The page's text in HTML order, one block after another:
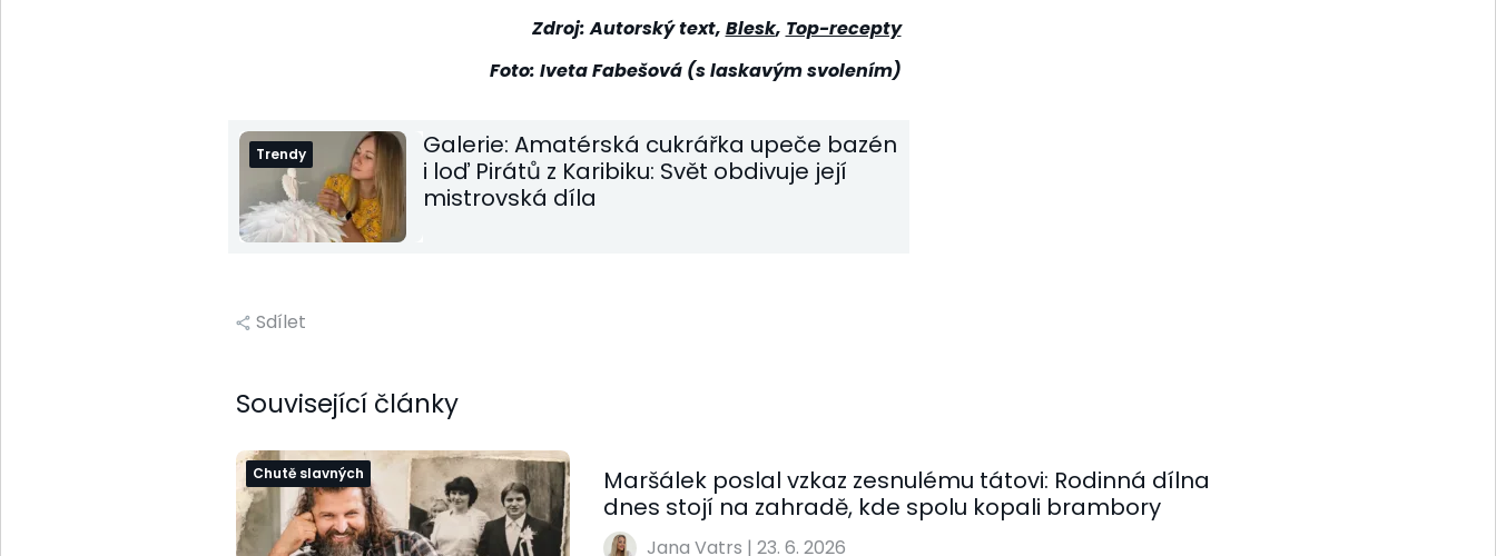
Zdroj: Autorský text, Blesk, Top-recepty
Foto: Iveta Fabešová (s laskavým svolením)
Trendy
Galerie: Amatérská cukrářka upeče bazén
i loď Pirátů z Karibiku: Svět obdivuje její
mistrovská díla
Sdílet
Související články
Chutě slavných
Maršálek poslal vzkaz zesnulému tátovi: Rodinná dílna
dnes stojí na zahradě, kde spolu kopali brambory
Jana Vatrs | 23. 6. 2026